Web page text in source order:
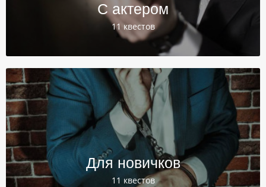
С актером
11 квестов
Для новичков
11 квестов